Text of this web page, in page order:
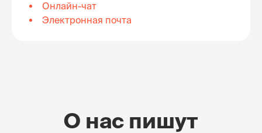
Онлайн-чат
Электронная почта
О нас пишут